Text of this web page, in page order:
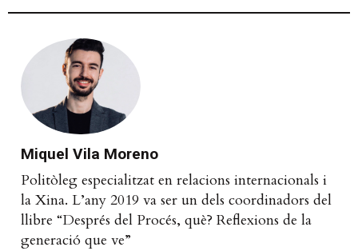
Miquel Vila Moreno
Politòleg especialitzat en relacions internacionals i
la Xina. L’any 2019 va ser un dels coordinadors del
llibre “Després del Procés, què? Reflexions de la
generació que ve”